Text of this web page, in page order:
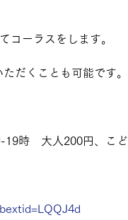
コーラスをします。
だくことも可能です
19時　大人200円、こ